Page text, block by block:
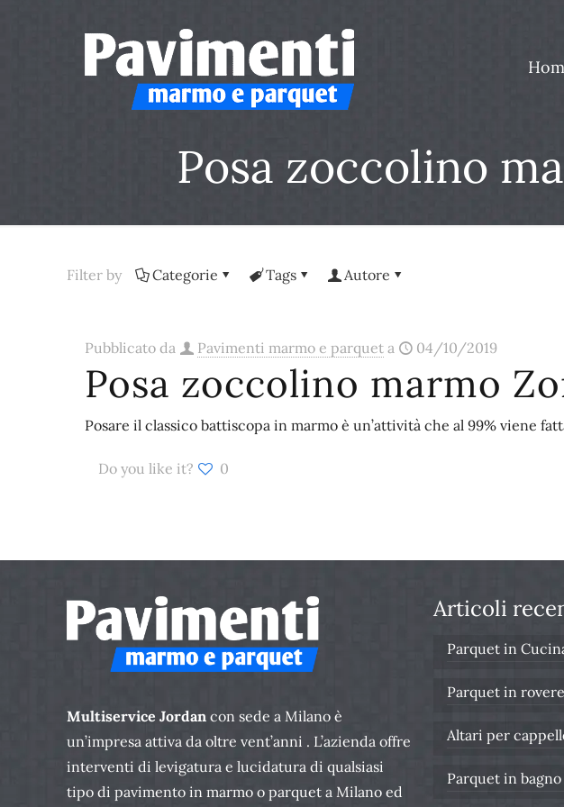
Posa zoccolino
Filter by Categorie Tags Autore
Pubblicato da Pavimenti marmo e parquet a 04/10/2019
Posa zoccolino marmo
Posare il classico battiscopa in marmo è un’attività che al 99% viene
Do you like it? 0
Multiservice Jordan con sede a Milano è
un’impresa attiva da oltre vent’anni . L’azienda offre
interventi di levigatura e lucidatura di qualsiasi
tipo di pavimento in marmo o parquet a Milano ed
Articoli
Parquet in
Parquet in rovere
Altari per
Parquet in bagno